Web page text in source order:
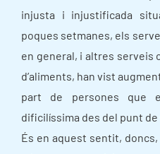
injusta i injustificada
poques setmanes, els
en general, i altres serveis
d’aliments, han vist
part de persones que
dificilíssima des del punt
És en aquest sentit,